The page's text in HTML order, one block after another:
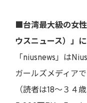
■台湾最大級の女
ウスニュース）」
「niusnews」は
ガールズメディア
（読者は18～３４